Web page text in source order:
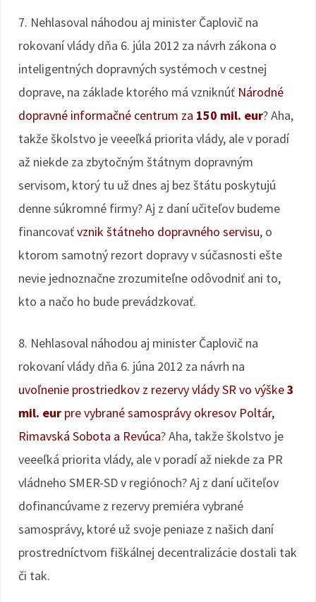
7. Nehlasoval náhodou aj minister Čaplovič na
rokovaní vlády dňa 6. júla 2012 za návrh zákona o
inteligentných dopravných systémoch v cestnej
doprave, na základe ktorého má vzniknúť Národné
dopravné informačné centrum za 150 mil. eur? Aha,
takže školstvo je veeeľká priorita vlády, ale v poradí
až niekde za zbytočným štátnym dopravným
servisom, ktorý tu už dnes aj bez štátu poskytujú
denne súkromné firmy? Aj z daní učiteľov budeme
financovaťvznik štátneho dopravného servisu, o
ktorom samotný rezort dopravy v súčasnosti ešte
nevie jednoznačne zrozumiteľne odôvodniť ani to,
kto a načo ho bude prevádzkovať.
8. Nehlasoval náhodou aj minister Čaplovič na
rokovaní vlády dňa 6. júna 2012 za návrh na
uvoľnenie prostriedkov z rezervy vlády SR vo výške3
mil. eur pre vybrané samosprávy okresov Poltár,
Rimavská Sobota a Revúca? Aha, takže školstvo je
veeeľká priorita vlády, ale v poradí až niekde za PR
vládneho SMER-SD v regiónoch? Aj z daní učiteľov
dofinancúvame z rezervy premiéra vybrané
samosprávy, ktoré už svoje peniaze z našich daní
prostredníctvom fiškálnej decentralizácie dostali tak
či tak.